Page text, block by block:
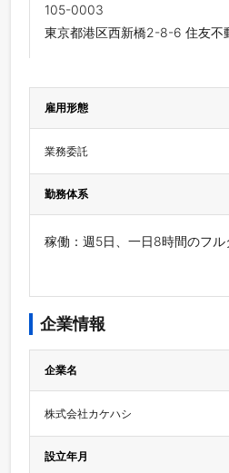
105-0003
東京都港区西新橋2-8-6 住友不
雇用形態
業務委託
勤務体系
稼働：週5日、一日8時間のフル
企業情報
企業名
株式会社カケハシ
設立年月